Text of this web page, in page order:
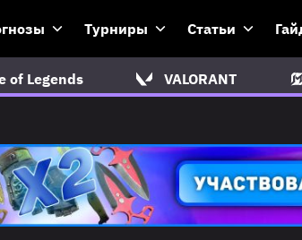
Турниры Статьи
of Legends VALORANT